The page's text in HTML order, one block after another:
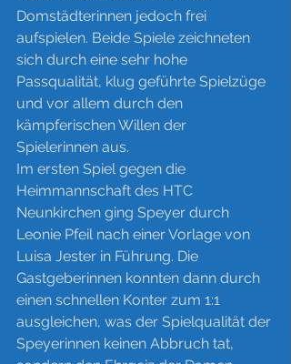
Domstädterinnen jedoch frei
aufspielen. Beide Spiele zeichneten
sich durch eine sehr hohe
Passqualität, klug geführte Spielzüge
und vor allem durch den
kämpferischen Willen der
Spielerinnen aus.
Im ersten Spiel gegen die
Heimmannschaft des HTC
Neunkirchen ging Speyer durch
Leonie Pfeil nach einer Vorlage von
Luisa Jester in Führung. Die
Gastgeberinnen konnten dann durch
einen schnellen Konter zum 1:1
ausgleichen, was der Spielqualität der
Speyerinnen keinen Abbruch tat,